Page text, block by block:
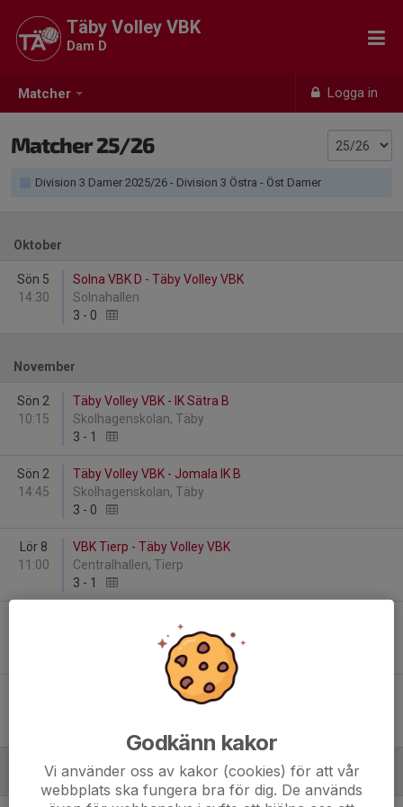
Matcher Logga in
Täby Volley VBK
Dam D
Matcher 25/26
Division 3 Damer 2025/26 - Division 3 Östra - Öst Damer
Oktober
Sön 5
14:30
Solna VBK D - Täby Volley VBK
Solnahallen
3 - 0
November
Sön 2
10:15
Täby Volley VBK - IK Sätra B
Skolhagenskolan, Täby
3 - 1
Sön 2
14:45
Täby Volley VBK - Jomala IK B
Skolhagenskolan, Täby
3 - 0
Lör 8
11:00
VBK Tierp - Täby Volley VBK
Centralhallen, Tierp
3 - 1
Centralhallen, Tierp
Täby Volley VBK - Uppsala VBS E
December
Godkänn kakor
Vi använder oss av kakor (cookies) för att vår
webbplats ska fungera bra för dig. De används